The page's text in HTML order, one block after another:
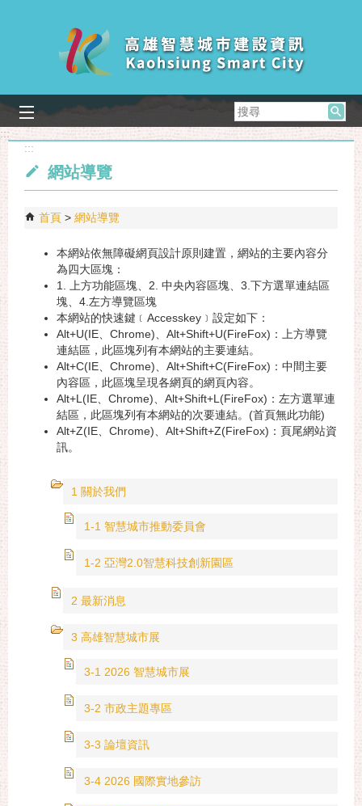
搜
尋
:::
:::
網站導覽
首頁 網站導覽
本網站依無障礙網頁設計原則建置，網站的主要內容分
為四大區塊：
1. 上方功能區塊、2. 中央內容區塊、3.下方選單連結區
塊 、4.左方導覽區塊
本網站的快速鍵﹝Accesskey﹞設定如下：
Alt+U(IE、Chrome)、Alt+Shift+U(FireFox)：上方導覽
連結區，此區塊列有本網站的主要連結。
Alt+C(IE、Chrome)、Alt+Shift+C(FireFox)：中間主要
內容區，此區塊呈現各網頁的網頁內容。
Alt+L(IE、Chrome)、Alt+Shift+L(FireFox)：左方選單連
結區，此區塊列有本網站的次要連結。(首頁無此功能)
Alt+Z(IE、Chrome)、Alt+Shift+Z(FireFox)：頁尾網站資
訊。
1 關於我們
1-1 智慧城市推動委員會
1-2 亞灣2.0智慧科技創新園區
2 最新消息
3 高雄智慧城市展
3-1 2026 智慧城市展
3-2 市政主題專區
3-3 論壇資訊
3-4 2026 國際實地參訪